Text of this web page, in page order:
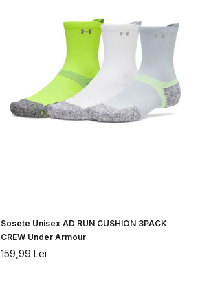
Sosete Unisex AD RUN CUSHION 3PACK
CREW Under Armour
159,99 Lei